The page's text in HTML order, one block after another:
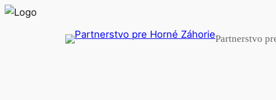
Prejsť
Partnerstvo